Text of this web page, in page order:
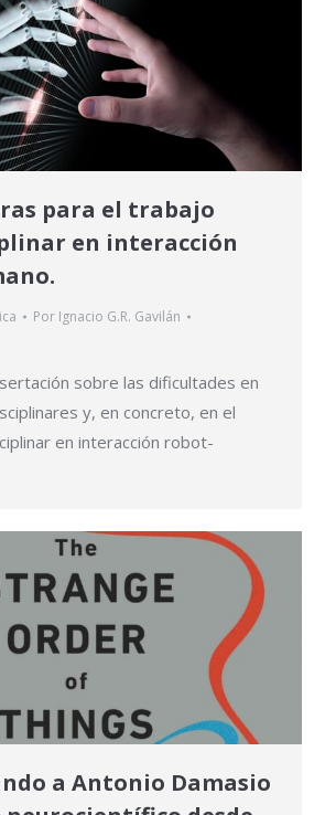
para el trabajo
en interacción
Por Ignacio G.R. Gavilán
sobre las dificultades en
y, en concreto, en el
en interacción robot-
a Antonio Damasio